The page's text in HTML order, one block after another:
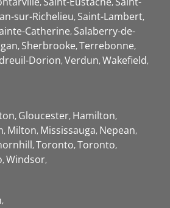
sur-Richelieu Saint-Lambert
Catherine Salaberry-de-
Sherbrooke Terrebonne
Dorion Verdun Wakefield
Gloucester Hamilton
Milton Mississauga Nepean
Toronto Toronto
Windsor